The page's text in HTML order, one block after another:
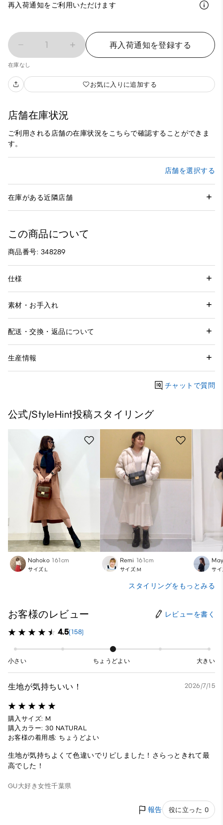
再入荷通知をご利用いただけます
1 再入荷通知を登録する
在庫なし
お気に入りに追加する
店舗在庫状況
ご利用される店舗の在庫状況をこちらで確認することができま
す。
店舗を選択する
在庫がある近隣店舗
この商品について
商品番号: 348289
仕様
素材・お手入れ
配送・交換・返品について
生産情報
チャットで質問
公式/StyleHint投稿スタイリング
Nahoko 161cm
サイズ:L
Remi 161cm
サイズ:M サ
スタイリングをもっとみる
お客様のレビュー レビューを書く
4.5(158)
小さい ちょうどよい 大きい
生地が気持ちいい！ 2026/7/15
購入サイズ: M
購入カラー: 30 NATURAL
お客様の着用感: ちょうどよい
生地が気持ちよくて色違いでリピしました！さらっときれて最
高でした！
GU大好き女性千葉県
報告 役に立った 0